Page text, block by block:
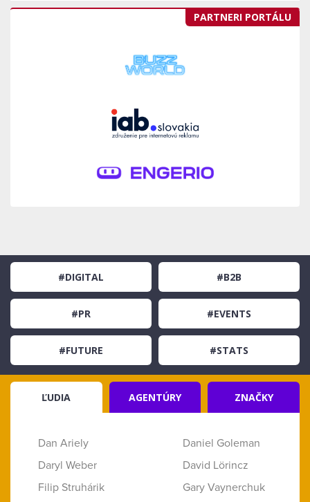
PARTNERI PORTÁLU
#DIGITAL #B2B
#PR #EVENTS
#FUTURE #STATS
ĽUDIA AGENTÚRY ZNAČKY
Dan Ariely
Daniel Goleman
Daryl Weber
David Lörincz
Filip Struhárik
Gary Vaynerchuk